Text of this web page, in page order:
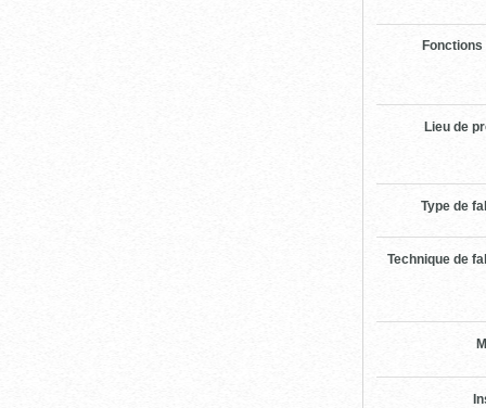
Lieu de
Type de
Technique de